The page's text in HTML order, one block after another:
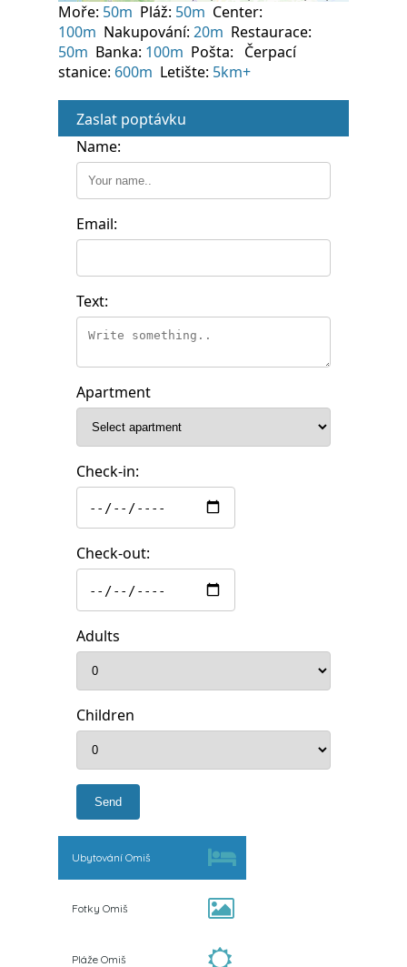
Moře: 50m Pláž: 50m Center:
100m Nakupování: 20m Restaurace:
50m Banka: 100m Pošta:
Čerpací
stanice: 600m Letište: 5km+
Zaslat poptávku
Name:
Email:
Text:
Apartment
Check-in:
Check-out:
Adults
Children
Ubytování Omiš
Fotky Omiš
Pláže Omiš